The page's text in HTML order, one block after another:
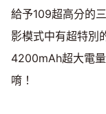
給予109超高分的
影模式中有超特別
4200mAh超大電
唷！